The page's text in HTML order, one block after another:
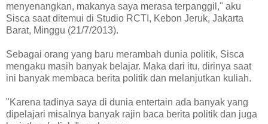
menyenangkan, makanya saya merasa terpanggil," aku
Sisca saat ditemui di Studio RCTI, Kebon Jeruk, Jakarta
Barat, Minggu (21/7/2013).
Sebagai orang yang baru merambah dunia politik, Sisca
mengaku masih banyak belajar. Maka dari itu, dirinya saat
ini banyak membaca berita politik dan melanjutkan kuliah.
"Karena tadinya saya di dunia entertain ada banyak yang
dipelajari misalnya banyak rajin baca berita politik dan juga